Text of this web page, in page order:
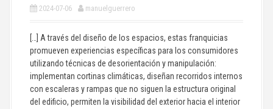
2024-07-06 manuelguerrero
[…] A través del diseño de los espacios, estas franquicias
promueven experiencias específicas para los consumidores
utilizando técnicas de desorientación y manipulación:
implementan cortinas climáticas, diseñan recorridos internos
con escaleras y rampas que no siguen la estructura original
del edificio, permiten la visibilidad del exterior hacia el interior